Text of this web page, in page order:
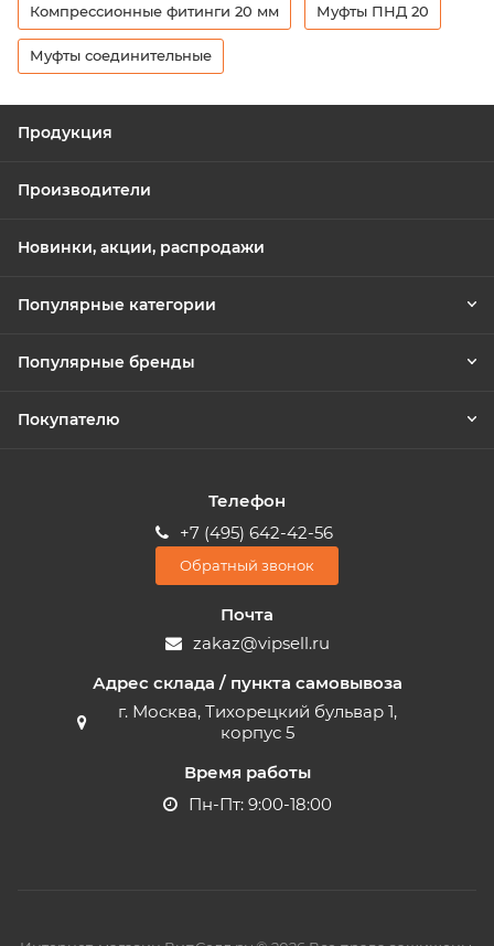
Компрессионные фитинги 20 мм Муфты ПНД 20
Муфты соединительные
Продукция
Производители
Новинки, акции, распродажи
Популярные категории
Популярные бренды
Покупателю
Телефон
+7 (495) 642-42-56
Обратный звонок
Почта
zakaz@vipsell.ru
Адрес склада / пункта самовывоза
г. Москва, Тихорецкий бульвар 1,
корпус 5
Время работы
Пн-Пт: 9:00-18:00